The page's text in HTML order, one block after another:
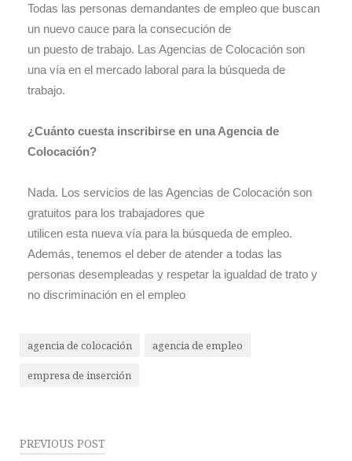
Todas las personas demandantes de empleo que buscan
un nuevo cauce para la consecución de
un puesto de trabajo. Las Agencias de Colocación son
una vía en el mercado laboral para la búsqueda de
trabajo.
¿Cuánto cuesta inscribirse en una Agencia de
Colocación?
Nada. Los servicios de las Agencias de Colocación son
gratuitos para los trabajadores que
utilicen esta nueva vía para la búsqueda de empleo.
Además, tenemos el deber de atender a todas las
personas desempleadas y respetar la igualdad de trato y
no discriminación en el empleo
agencia de colocación agencia de empleo
empresa de inserción
PREVIOUS POST